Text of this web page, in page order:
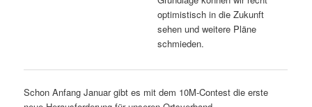
optimistisch in die Zukunft
sehen und weitere Pläne
schmieden.
Schon Anfang Januar gibt es mit dem 10M-Contest die erste